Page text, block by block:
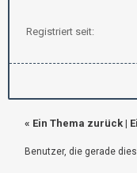
Registriert seit:
« Ein Thema zurück |
Benutzer, die gerade